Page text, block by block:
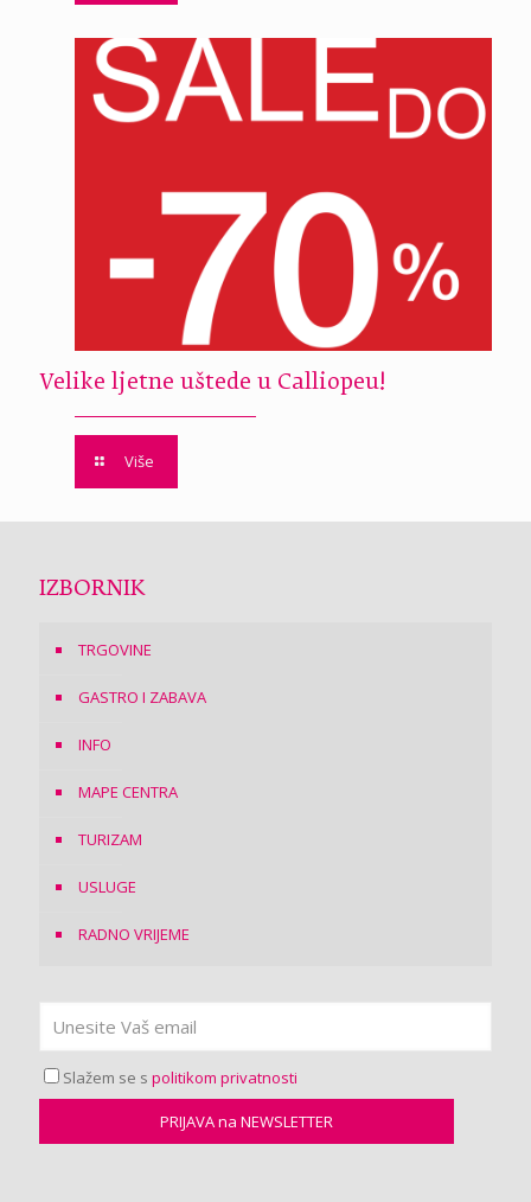
Velike ljetne uštede u Calliopeu!
Više
IZBORNIK
TRGOVINE
GASTRO I ZABAVA
INFO
MAPE CENTRA
TURIZAM
USLUGE
RADNO VRIJEME
Slažem se s politikom privatnosti